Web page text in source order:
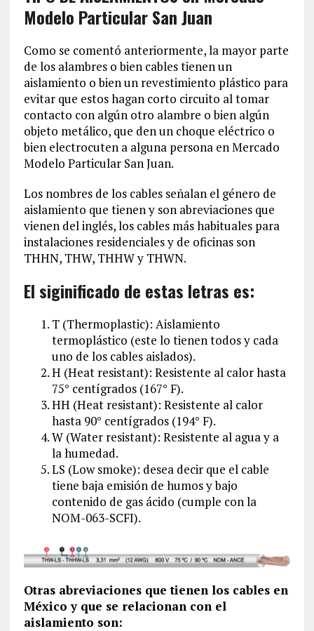
Modelo Particular San Juan
Como se comentó anteriormente, la mayor parte
de los alambres o bien cables tienen un
aislamiento o bien un revestimiento plástico para
evitar que estos hagan corto circuito al tomar
contacto con algún otro alambre o bien algún
objeto metálico, que den un choque eléctrico o
bien electrocuten a alguna persona en Mercado
Modelo Particular San Juan.
Los nombres de los cables señalan el género de
aislamiento que tienen y son abreviaciones que
vienen del inglés, los cables más habituales para
instalaciones residenciales y de oficinas son
THHN, THW, THHW y THWN.
El siginificado de estas letras es:
T (Thermoplastic): Aislamiento
termoplástico (este lo tienen todos y cada
uno de los cables aislados).
H (Heat resistant): Resistente al calor hasta
75° centígrados (167° F).
HH (Heat resistant): Resistente al calor
hasta 90° centígrados (194° F).
W (Water resistant): Resistente al agua y a
la humedad.
LS (Low smoke): desea decir que el cable
tiene baja emisión de humos y bajo
contenido de gas ácido (cumple con la
NOM-063-SCFI).
Otras abreviaciones que tienen los cables en
México y que se relacionan con el
aislamiento son: